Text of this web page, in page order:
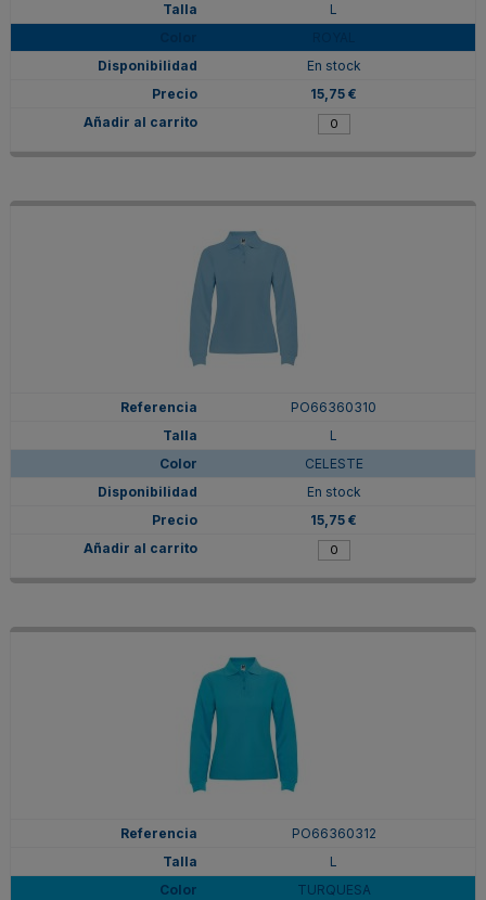
L
En stock
15,75 €
PO66360310
L
CELESTE
En stock
15,75 €
PO66360312
L
TURQUESA